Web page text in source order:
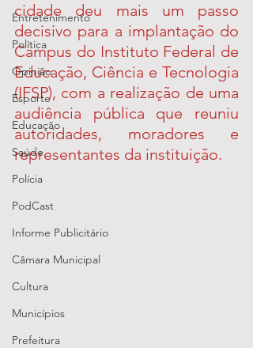
Entretenimento
Política
Opinião
Esporte
Educação
Saúde
Polícia
PodCast
Informe Publicitário
Câmara Municipal
Cultura
Municípios
Prefeitura
cidade deu mais um passo
decisivo para a implantação do
Campus do Instituto Federal de
Educação, Ciência e Tecnologia
(IFSP), com a realização de uma
audiência pública que reuniu
autoridades, moradores e
representantes da instituição.